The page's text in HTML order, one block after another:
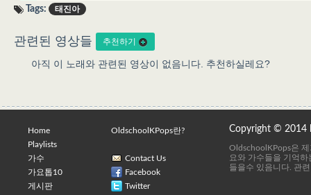
Tags: 태진아
관련된 영상들 추천하기
아직 이 노래와 관련된 영상이 없음니다. 추천하실레요?
Home
Playlists
가수
가요톱10
게시판
OldschoolKPops란?
Contact Us
Facebook
Twitter
Copyright © 2014
OldschoolKPops은
요와 가수들을 기억
들을수 있음니다. 관